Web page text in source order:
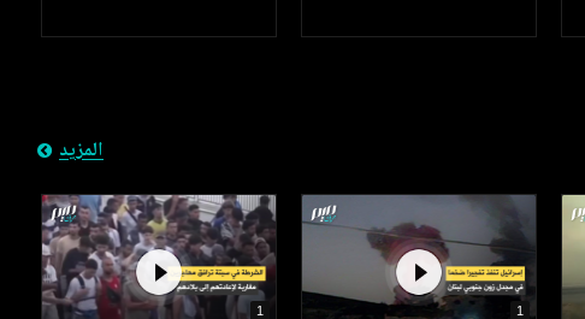
المزيد
1
1